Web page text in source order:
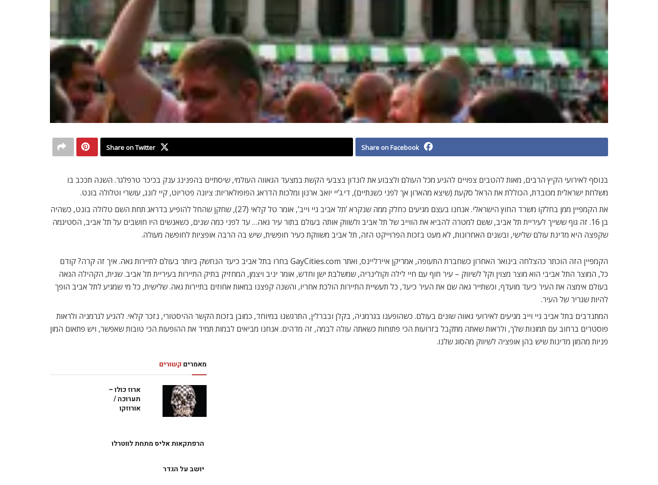
Share on Facebook
Share on Twitter
בנוסף לאירועי הקיץ הרבים, מאות להטבים צפויים להגיע מכל העולם ולצבוע את לונדון בצבעי הקשת במצעד הגאווה העולמי, שיסתיים בהפנינג ענק בכיכר טרפלגר. השנה תככב בו
משלחת ישראלית מכובדת, הכוללת את הראל סקעת (שיצא מהארון אך לפני כשנתיים), די.ג’יי יואב ארנון ומלכות הדראג הפופולאריות: ציונה פטריוט, קיי לונג, עושרי וטלולה בונט.
את הקמפיין ממן בחלקו משרד החוץ הישראלי. אנחנו בעצם מגיעים כחלק ממה שנקרא ‘תל אביב גיי וייב’, אומר טל קלאי (27), שחקן שהחל להופיע בדראג תחת השם טלולה בונט, כשהיה
בן 16. זה גוף ששייך לעיריית תל אביב, ששם למטרה להביא את הווייב של תל אביב ולשווק אותה בעולם בתור עיר גאה… עד לפני כמה שנים, כשאנשים היו חושבים על תל אביב, הסטיגמה
שקפצה היא מדינת עולם שלישי, ובשנים האחרונות, לא מעט בזכות הפרוייקט הזה, תל אביב משווקת כעיר חופשית, שיש בה הרבה אופציות לחופשה מעולה.
הקמפיין הזה הוכתר כהצלחה בינואר האחרון כשחברת התעופה, אמריקן איירליינס, ואתר GayCities.com בחרו בתל אביב כיעד הנחשק ביותר בעולם לתיירות גאה. איך זה קרה? קודם
כל, המוצר התל אביבי הוא מוצר מצוין וקל לשיווק – עיר חוף עם חיי לילה וקולינריה, שמשלבת ישן וחדש, אומר יניב ויצמן, המחזיק בתיק התיירות בעיריית תל אביב. שנית, הקהילה הגאה
בעולם אימצה את העיר כיעד מועדף, וכשתייר גאה שם את העיר כיעד, כל תעשיית התיירות הולכת אחריו, והשנה קפצנו במאות אחוזים בתיירות גאה. שלישית, כל מי שמגיע לתל אביב הופך
להיות שגריר של העיר.
המתנדבים בתל אביב גיי וייב מגיעים לאירועי גאווה שונים בעולם. כשהופענו בגרמניה, בקלן ובברלין, התרגשנו במיוחד, כמובן בזכות הקשר ההיסטורי, נזכר קלאי. להגיע לגרמניה ולראות
פוסטרים ברחוב עם תמונות שלך, ולראות שאתה מתקבל בזרועות הכי פתוחות כשאתה עולה לבמה, זה מדהים. אנחנו מביאים לבמות תמיד את ההופעות הכי טובות שאפשר, ויש פתאום המון
פניות מהמון מדינות שיש בהן אופציה לשיווק מהסוג שלנו.
מאמרים קשורים
ארוז כולו –
תערוכה /
אורוזקו
הרפתקאות אליס מתחת לווטרלו
יושב על הגדר